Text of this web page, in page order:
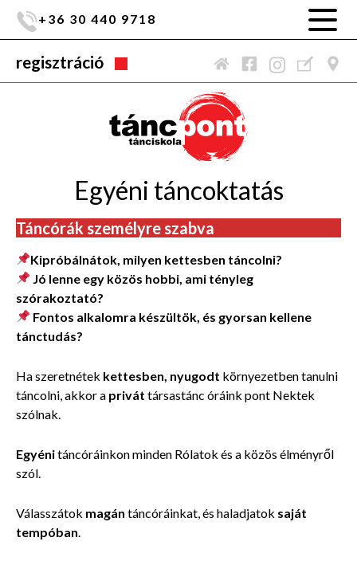
+36 30 440 9718
regisztráció
Egyéni táncoktatás
Táncórák személyre szabva
Kipróbálnátok, milyen kettesben táncolni?
Jó lenne egy közös hobbi, ami tényleg
szórakoztató?
Fontos alkalomra készültök, és gyorsan kellene
tánctudás?
Ha szeretnétek kettesben, nyugodt környezetben tanulni
táncolni, akkor a privát társastánc óráink pont Nektek
szólnak.
Egyénitáncóráinkon minden Rólatok és a közös élményről
szól.
Válasszátok magán táncóráinkat, és haladjatok saját
tempóban.